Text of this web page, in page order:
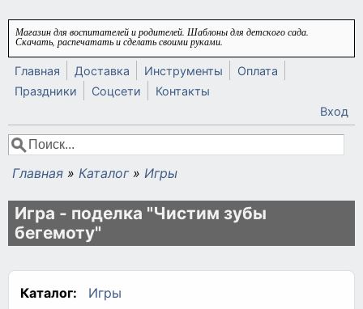
Перейти к основному содержанию
Магазин для воспитателей и родителей. Шаблоны для детского сада.
Скачать, распечатать и сделать своими руками.
Главная Доставка Инструменты
Оплата
Праздники
Соцсети
Контакты
Вход
Форма поиска
Поиск
Вы здесь
Главная » Каталог » Игры
Игра - поделка "Чистим зубы
бегемоту"
Каталог:
Игры